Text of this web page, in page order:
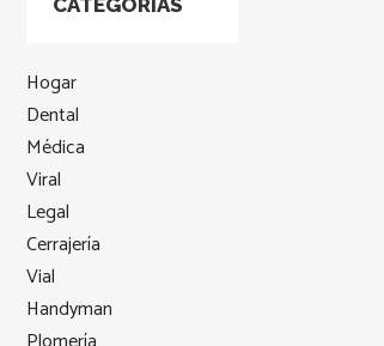
CATEGORÍAS
Hogar
Dental
Médica
Viral
Legal
Cerrajería
Vial
Handyman